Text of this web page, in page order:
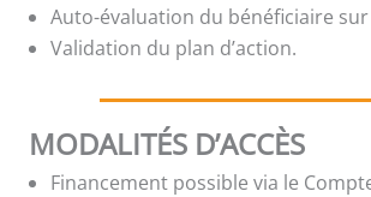
Auto-évaluation du bénéficiaire
Validation du plan d’action.
MODALITÉS D’ACCÈS
Financement possible via le